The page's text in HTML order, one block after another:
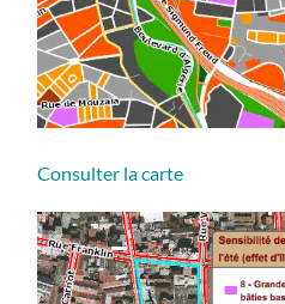
Consulter la carte